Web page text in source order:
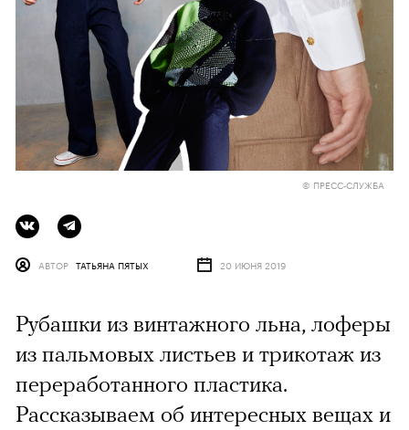
© ПРЕСС-СЛУЖБА
АВТОР ТАТЬЯНА ПЯТЫХ 20 ИЮНЯ 2019
Рубашки из винтажного льна, лоферы
из пальмовых листьев и трикотаж из
переработанного пластика.
Рассказываем об интересных вещах и